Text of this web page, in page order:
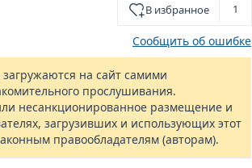
В избранное 1
Сообщить об ошибке
на сайт самими
прослушивания.
несанкционированное размещение и
загрузивших и использующих этот
правообладателям (авторам).